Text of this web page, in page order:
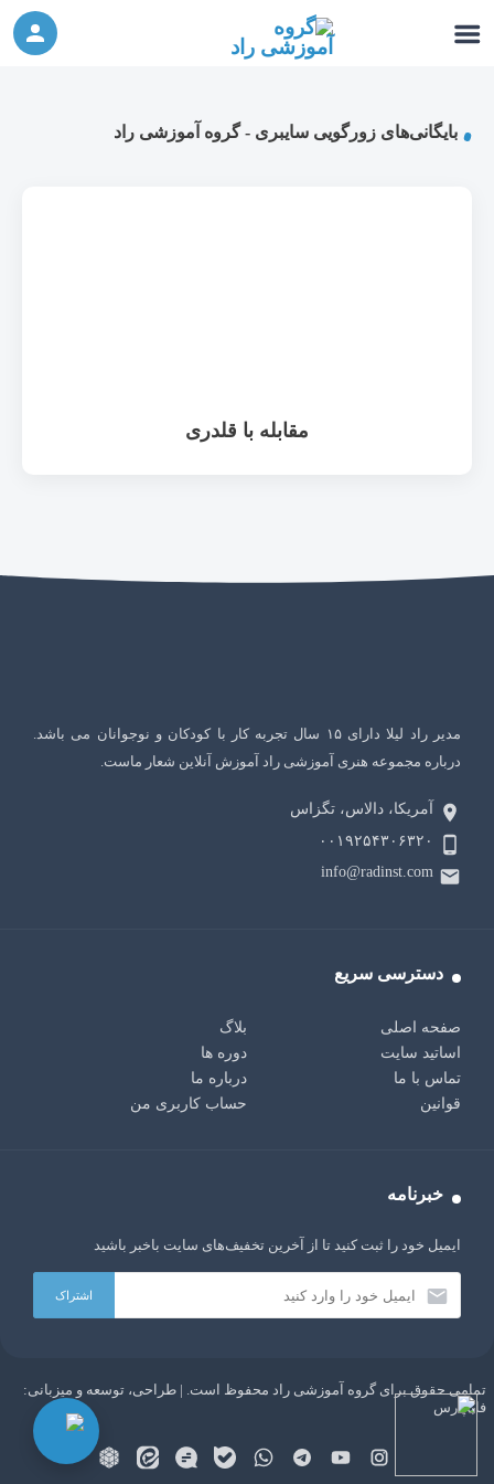
شرکت در ورکشاپ آنلاین
بایگانی‌های زورگویی سایبری - گروه آموزشی راد
مقابله با قلدری
مدیر راد لیلا دارای ۱۵ سال تجربه کار با کودکان و نوجوانان می باشد.
درباره مجموعه هنری آموزشی راد آموزش آنلاین شعار ماست.
آمریکا، دالاس، تگزاس
۰۰۱۹۲۵۴۳۰۶۳۲۰
info@radinst.com
دسترسی سریع
صفحه اصلی
بلاگ
اساتید سایت
دوره ها
تماس با ما
درباره ما
قوانین
حساب کاربری من
خبرنامه
ایمیل خود را ثبت کنید تا از آخرین تخفیف‌های سایت باخبر باشید
تمامی حقوق برای گروه آموزشی راد محفوظ است. | طراحی، توسعه و میزبانی:
فاباپارس
AI:
سلام دوست من، من یک ربات چت با هوش مصنوعی GPT
هستم. هر چیزی دوست داری از من بپرس!